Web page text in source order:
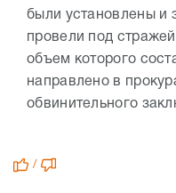
были установлены и
провели под
объем которого
направлено в
обвинительного
/